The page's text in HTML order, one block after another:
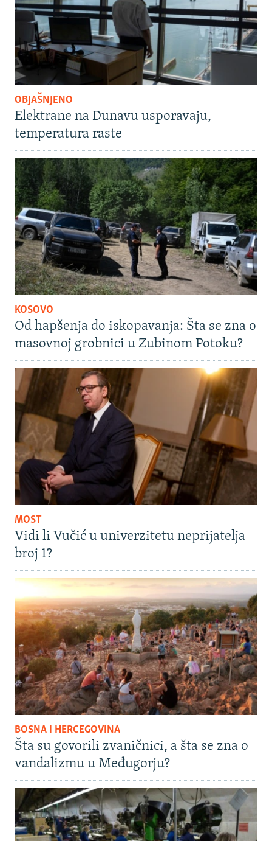
OBJAŠNJENO
Elektrane na Dunavu usporavaju,
temperatura raste
KOSOVO
Od hapšenja do iskopavanja: Šta se zna o
masovnoj grobnici u Zubinom Potoku?
MOST
Vidi li Vučić u univerzitetu neprijatelja
broj 1?
BOSNA I HERCEGOVINA
Šta su govorili zvaničnici, a šta se zna o
vandalizmu u Međugorju?